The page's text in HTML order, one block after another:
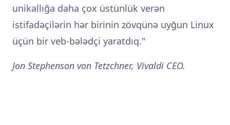
unikallığa daha çox üstünlük verən
istifadəçilərin hər birinin zövqünə uyğun Linux
üçün bir veb-bələdçi yaratdıq.
Jon Stephenson von Tetzchner, Vivaldi CEO.